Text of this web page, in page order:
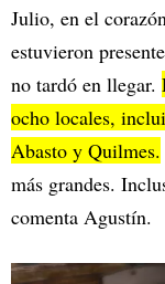
Julio, en el
estuvieron
no tardó en llegar.
ocho locales,
Abasto y Quilmes.
más grandes.
comenta Agustín.